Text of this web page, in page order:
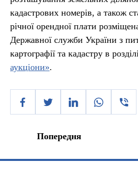
кадастрових номерів, а також
річної орендної плати
Державної служби України з
картографії та кадастру в
аукціони».
Попередня